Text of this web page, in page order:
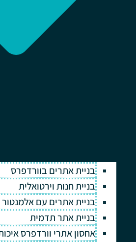
בניית אתרים בוורדפרס
בניית חנות וירטואלית
בניית אתרים עם אלמנטור
בניית אתר תדמית
אחסון אתרי וורדפרס איכותי